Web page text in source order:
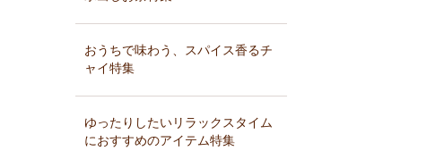
おうちで味わう、スパイス香るチ
ャイ特集
ゆったりしたいリラックスタイム
におすすめのアイテム特集